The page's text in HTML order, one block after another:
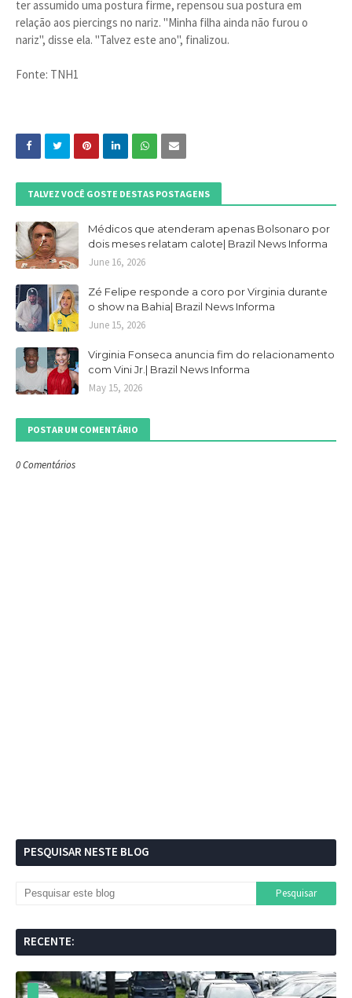
ter assumido uma postura firme, repensou sua postura em
relação aos piercings no nariz. "Minha filha ainda não furou o
nariz", disse ela. "Talvez este ano", finalizou.
Fonte: TNH1
TALVEZ VOCÊ GOSTE DESTAS POSTAGENS
Médicos que atenderam apenas Bolsonaro por
dois meses relatam calote| Brazil News Informa
June 16, 2026
Zé Felipe responde a coro por Virginia durante
o show na Bahia| Brazil News Informa
June 15, 2026
Virginia Fonseca anuncia fim do relacionamento
com Vini Jr.| Brazil News Informa
May 15, 2026
POSTAR UM COMENTÁRIO
0 Comentários
PESQUISAR NESTE BLOG
RECENTE: